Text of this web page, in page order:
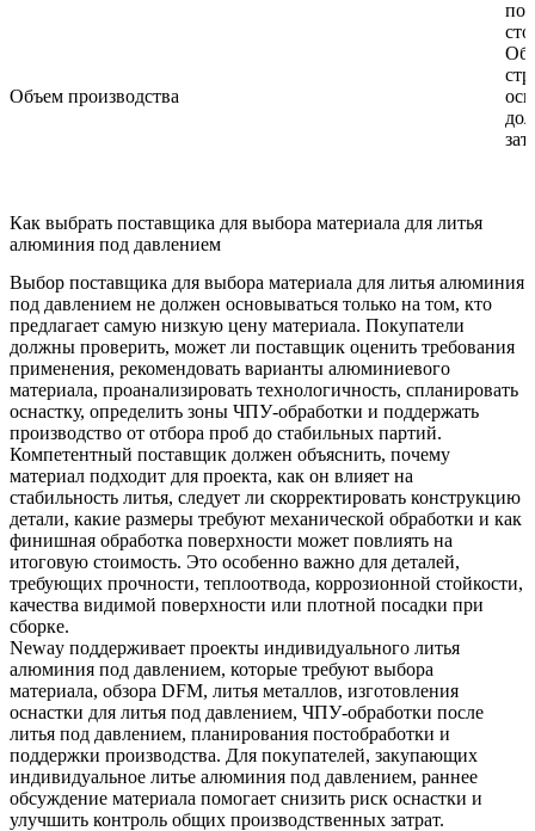
Объем производства
Как выбрать поставщика для выбора материала для литья
алюминия под давлением
Выбор поставщика для выбора материала для литья алюминия
под давлением не должен основываться только на том, кто
предлагает самую низкую цену материала. Покупатели
должны проверить, может ли поставщик оценить требования
применения, рекомендовать варианты алюминиевого
материала, проанализировать технологичность, спланировать
оснастку, определить зоны ЧПУ-обработки и поддержать
производство от отбора проб до стабильных партий.
Компетентный поставщик должен объяснить, почему
материал подходит для проекта, как он влияет на
стабильность литья, следует ли скорректировать конструкцию
детали, какие размеры требуют механической обработки и как
финишная обработка поверхности может повлиять на
итоговую стоимость. Это особенно важно для деталей,
требующих прочности, теплоотвода, коррозионной стойкости,
качества видимой поверхности или плотной посадки при
сборке.
Neway поддерживает проекты индивидуального литья
алюминия под давлением, которые требуют выбора
материала, обзора DFM, литья металлов, изготовления
оснастки для литья под давлением, ЧПУ-обработки после
литья под давлением, планирования постобработки и
поддержки производства. Для покупателей, закупающих
индивидуальное литье алюминия под давлением, раннее
обсуждение материала помогает снизить риск оснастки и
улучшить контроль общих производственных затрат.